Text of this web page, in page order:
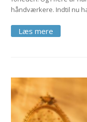
håndværkere. Indtil nu